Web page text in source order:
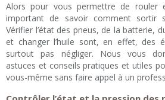
Alors pour vous permettre de rouler
important de savoir comment sortir
Vérifier l’état des pneus, de la batterie,
et changer l’huile sont, en effet, des
surtout pas négliger. Nous vous
astuces et conseils pratiques et utiles
vous-même sans faire appel à un